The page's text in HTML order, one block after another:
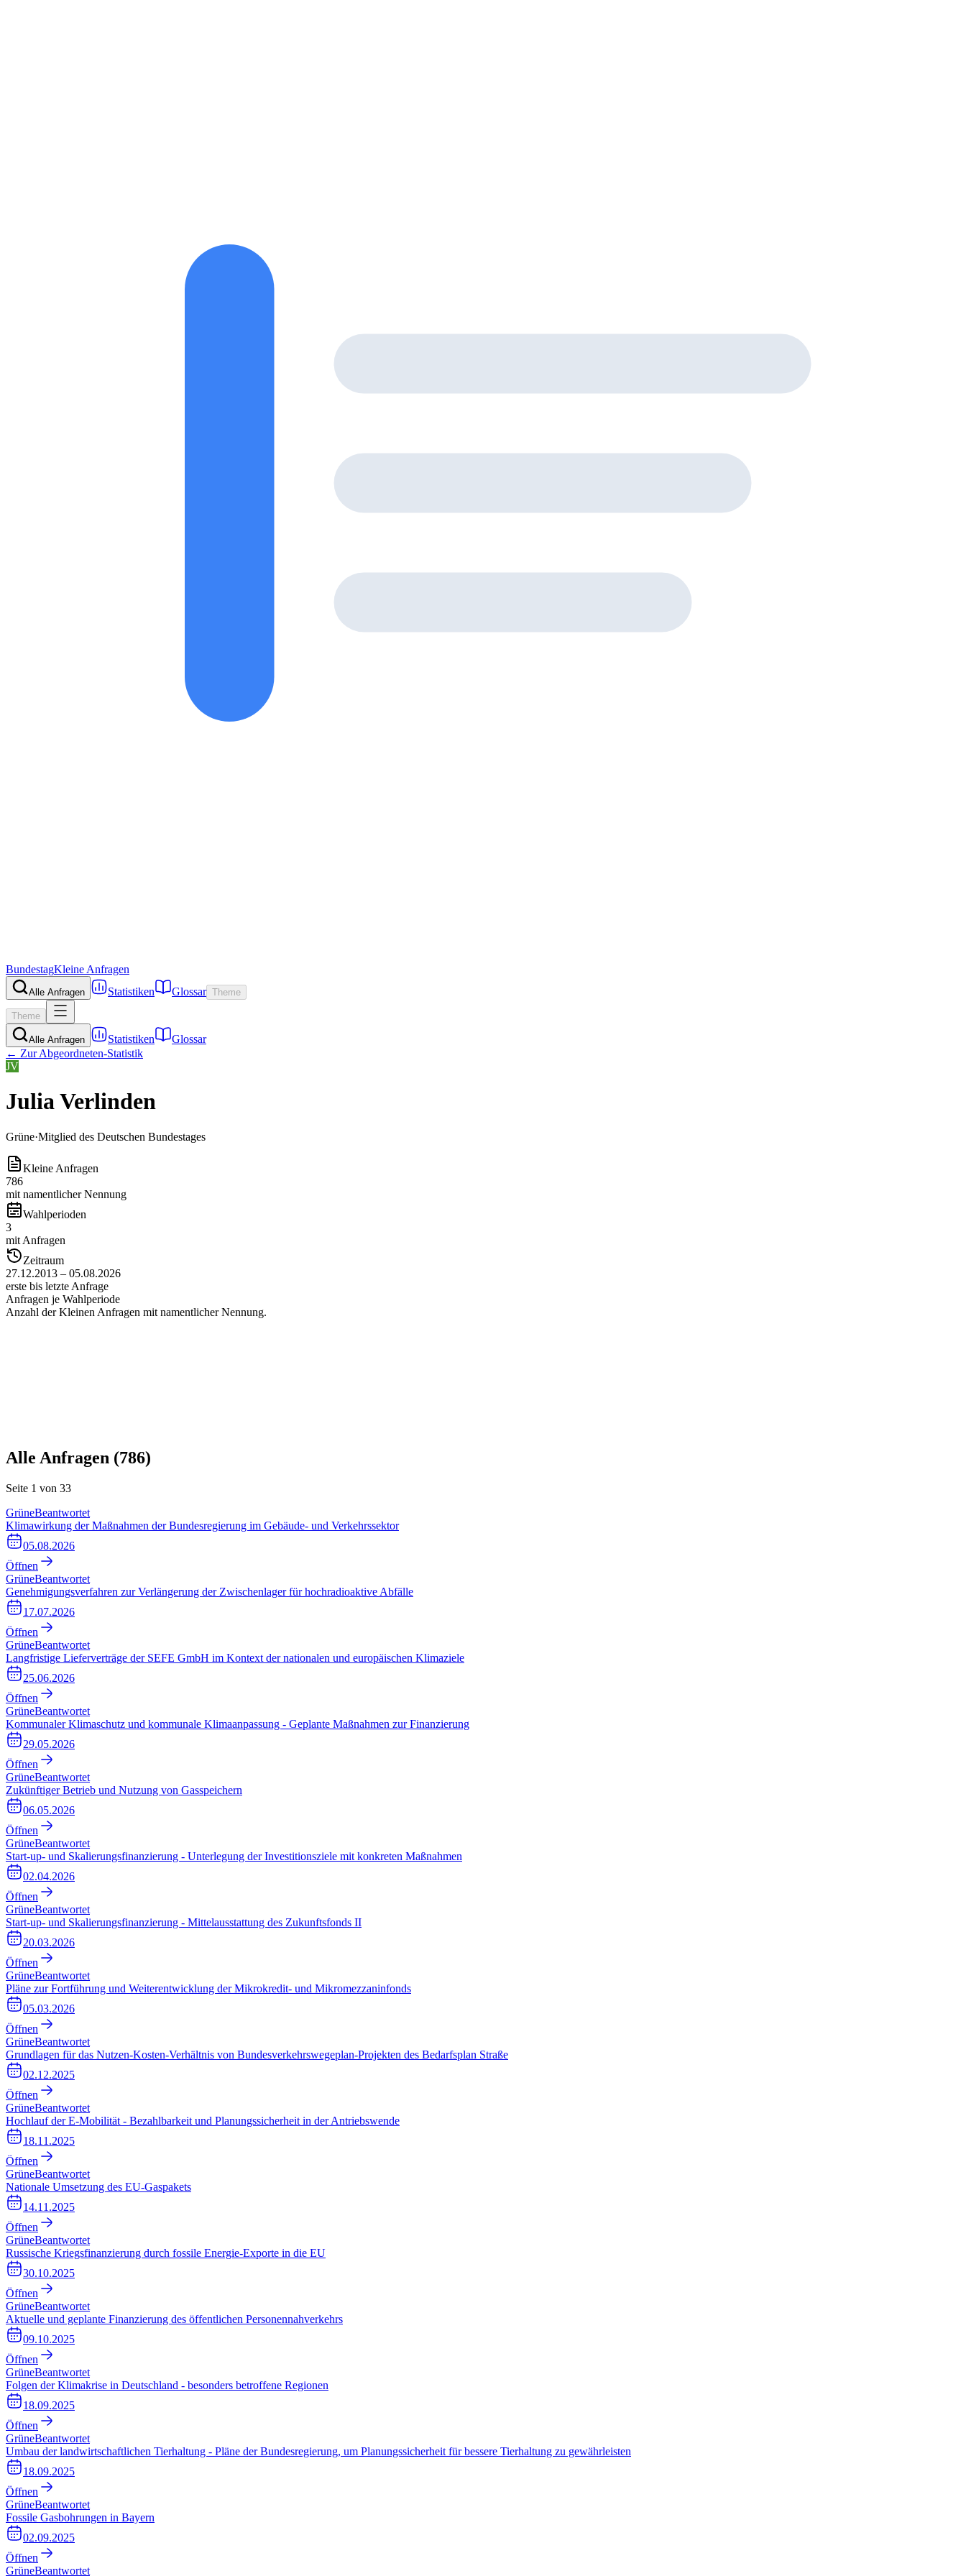
BundestagKleine Anfragen
Alle Anfragen Statistiken Glossar Theme
Theme
Alle Anfragen Statistiken
Glossar
← Zur Abgeordneten-Statistik
JV
Julia Verlinden
Grüne·Mitglied des Deutschen Bundestages
Kleine Anfragen
786
mit namentlicher Nennung
Wahlperioden
3
mit Anfragen
Zeitraum
27.12.2013 – 05.08.2026
erste bis letzte Anfrage
Anfragen je Wahlperiode
Anzahl der Kleinen Anfragen mit namentlicher Nennung.
Alle Anfragen (786)
Seite 1 von 33
GrüneBeantwortet
Klimawirkung der Maßnahmen der Bundesregierung im Gebäude- und Verkehrssektor
05.08.2026
Öffnen
GrüneBeantwortet
Genehmigungsverfahren zur Verlängerung der Zwischenlager für hochradioaktive Abfälle
17.07.2026
Öffnen
GrüneBeantwortet
Langfristige Lieferverträge der SEFE GmbH im Kontext der nationalen und europäischen Klimaziele
25.06.2026
Öffnen
GrüneBeantwortet
Kommunaler Klimaschutz und kommunale Klimaanpassung - Geplante Maßnahmen zur Finanzierung
29.05.2026
Öffnen
GrüneBeantwortet
Zukünftiger Betrieb und Nutzung von Gasspeichern
06.05.2026
Öffnen
GrüneBeantwortet
Start-up- und Skalierungsfinanzierung - Unterlegung der Investitionsziele mit konkreten Maßnahmen
02.04.2026
Öffnen
GrüneBeantwortet
Start-up- und Skalierungsfinanzierung - Mittelausstattung des Zukunftsfonds II
20.03.2026
Öffnen
GrüneBeantwortet
Pläne zur Fortführung und Weiterentwicklung der Mikrokredit- und Mikromezzaninfonds
05.03.2026
Öffnen
GrüneBeantwortet
Grundlagen für das Nutzen-Kosten-Verhältnis von Bundesverkehrswegeplan-Projekten des Bedarfsplan Straße
02.12.2025
Öffnen
GrüneBeantwortet
Hochlauf der E-Mobilität - Bezahlbarkeit und Planungssicherheit in der Antriebswende
18.11.2025
Öffnen
GrüneBeantwortet
Nationale Umsetzung des EU-Gaspakets
14.11.2025
Öffnen
GrüneBeantwortet
Russische Kriegsfinanzierung durch fossile Energie-Exporte in die EU
30.10.2025
Öffnen
GrüneBeantwortet
Aktuelle und geplante Finanzierung des öffentlichen Personennahverkehrs
09.10.2025
Öffnen
GrüneBeantwortet
Folgen der Klimakrise in Deutschland - besonders betroffene Regionen
18.09.2025
Öffnen
GrüneBeantwortet
Umbau der landwirtschaftlichen Tierhaltung - Pläne der Bundesregierung, um Planungssicherheit für bessere Tierhaltung zu gewährleisten
18.09.2025
Öffnen
GrüneBeantwortet
Fossile Gasbohrungen in Bayern
02.09.2025
Öffnen
GrüneBeantwortet